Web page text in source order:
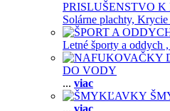
PRISLUŠENSTVO
Solárne plachty, Krycie
Letné športy a oddych ,
DO VODY
... viac
... viac